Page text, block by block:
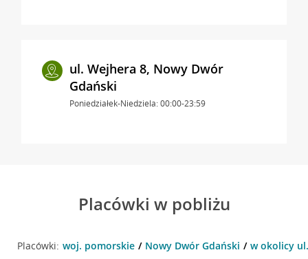
ul. Wejhera 8, Nowy Dwór
Gdański
Poniedziałek-Niedziela: 00:00-23:59
Placówki w pobliżu
Placówki: woj. pomorskie Nowy Dwór Gdański w okolicy